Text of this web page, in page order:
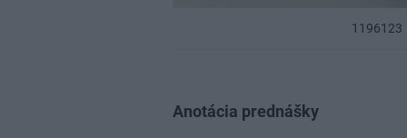
1196123
Anotácia prednášky